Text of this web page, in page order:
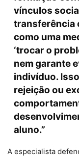
vínculos
transferência
como uma
‘trocar o
nem garante
indivíduo.
rejeição ou
aluno.”
A especialista